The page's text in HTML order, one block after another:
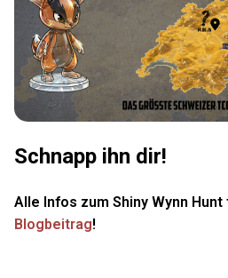
Schnapp ihn dir!
Alle Infos zum Shiny Wynn
Blogbeitrag!